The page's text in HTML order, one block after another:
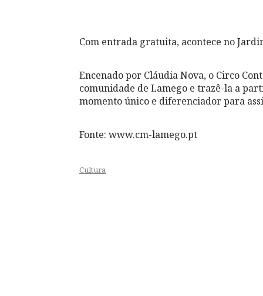
Com entrada gratuita, acontece no
Encenado por Cláudia Nova, o Circo
comunidade de Lamego e trazê-la a
momento único e diferenciador para
Fonte: www.cm-lamego.pt
Cultura